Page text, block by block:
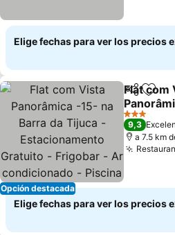
Elige fechas para ver los precios
Opción destacada
Compartir
Flat com
da Tijuca -
-
Praia
Ver
3 Estrellas
9,3
a 7.5 km
Elige fechas para ver los precios